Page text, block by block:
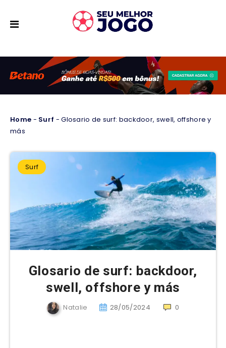
Home - Surf -Glosario de surf: backdoor, swell, offshore y
más
Surf
Glosario de surf: backdoor,
swell, offshore y más
Natalie 28/05/2024 0